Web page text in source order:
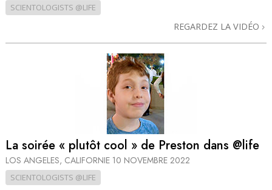
SCIENTOLOGISTS @LIFE
REGARDEZ LA VIDÉO
La soirée « plutôt cool » de Preston dans @life
LOS ANGELES, CALIFORNIE 10 NOVEMBRE 2022
SCIENTOLOGISTS @LIFE